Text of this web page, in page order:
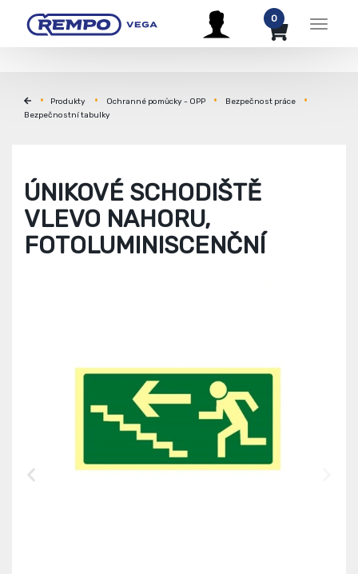
Menu
0
Produkty Ochranné pomůcky - OPP
Bezpečnost práce
Bezpečnostní tabulky
ÚNIKOVÉ SCHODIŠTĚ
VLEVO NAHORU,
FOTOLUMINISCENČNÍ